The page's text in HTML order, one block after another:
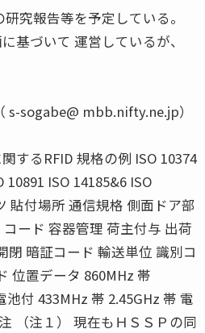
究報告等を予定している。
基づいて 運営しているが、
s-sogabe@ mbb.nifty.ne.jp）
するRFID 規格の例 ISO 10374
10891 ISO 14185&6 ISO
貼付場所 通信規格 側面ドア部
ード 容器管理 荷主付与 出荷
閉 暗証コード 輸送単位 識別コ
位置データ 860MHz 帯
池付 433MHz 帯 2.45GHz 帯 電
（注１） 現在もＨＳＳＰの同